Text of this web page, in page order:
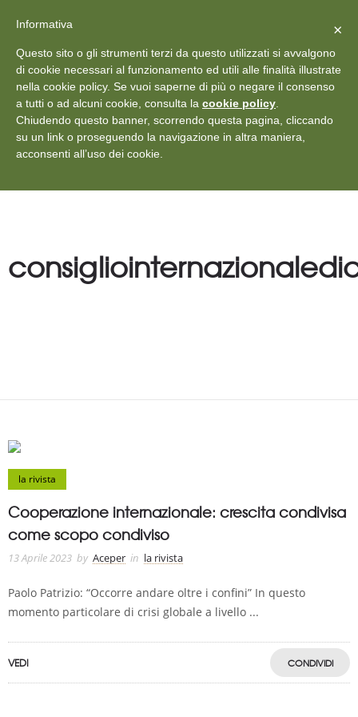
+39 011 18867102 info@aceper.it Statuto
Aceper
la rivista
Cooperazione internazionale: crescita condivisa
come scopo condiviso
13 Aprile 2023 by Aceper in la rivista
Paolo Patrizio: “Occorre andare oltre i confini” In questo
momento particolare di crisi globale a livello ...
VEDI CONDIVIDI
Vedi: Protezione dei dati personali ×
Informativa
Questo sito o gli strumenti terzi da questo utilizzati si avvalgono
di cookie necessari al funzionamento ed utili alle finalità illustrate
nella cookie policy. Se vuoi saperne di più o negare il consenso
a tutti o ad alcuni cookie, consulta la cookie policy
Chiudendo questo banner, scorrendo questa pagina, cliccando
su un link o proseguendo la navigazione in altra maniera,
acconsenti all’uso dei cookie.